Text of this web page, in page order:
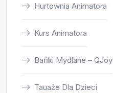
Hurtownia Animatora
Kurs Animatora
Bańki Mydlane – QJoy
Tauaże Dla Dzieci